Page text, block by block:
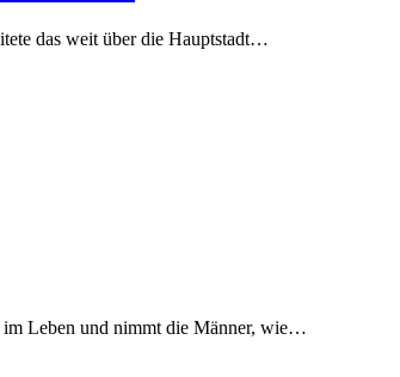
das weit über die Hauptstadt…
Leben und nimmt die Männer, wie…